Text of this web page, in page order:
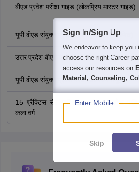
बीएड प्रवेश परीक्षा गाइड (लोकप्रिय मास्टर गाइड)
यूपी बीएड संयुक्त प्रवेश परीक्षा (विज्ञान एवं गणित)
उत्तर प्रदेश बीएड प्रवेश परीक्षा विज्ञान समूह
यूपी बीएड संयुक्त प्रवेश परीक्षा वाणिज्य समूह
15 प्रैक्टिस सेट यूपी बीएड संयुक्त प्रवेश
कला वर्ग
Sign In/Sign Up
We endeavor to keep you
choose the right Career
access our resources on
Material, Counseling,
Enter Mobile
Skip